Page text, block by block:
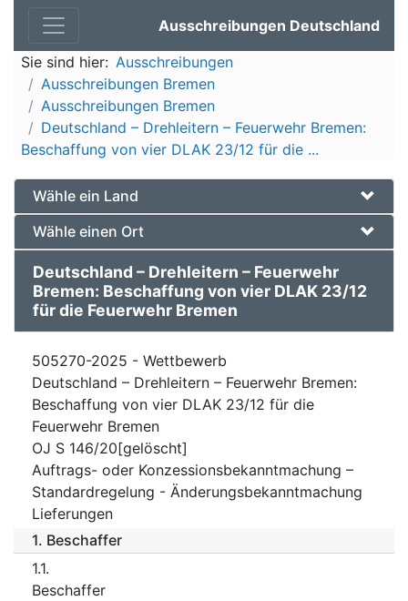
Ausschreibungen Deutschland
Sie sind hier: Ausschreibungen
Ausschreibungen Bremen
Ausschreibungen Bremen
Deutschland – Drehleitern – Feuerwehr Bremen:
Beschaffung von vier DLAK 23/12 für die ...
Wähle ein Land
Wähle einen Ort
Deutschland – Drehleitern – Feuerwehr
Bremen: Beschaffung von vier DLAK 23/12
für die Feuerwehr Bremen
505270-2025 - Wettbewerb
Deutschland – Drehleitern – Feuerwehr Bremen:
Beschaffung von vier DLAK 23/12 für die
Feuerwehr Bremen
OJ S 146/20[gelöscht]
Auftrags- oder Konzessionsbekanntmachung –
Standardregelung - Änderungsbekanntmachung
Lieferungen
1. Beschaffer
1.1.
Beschaffer